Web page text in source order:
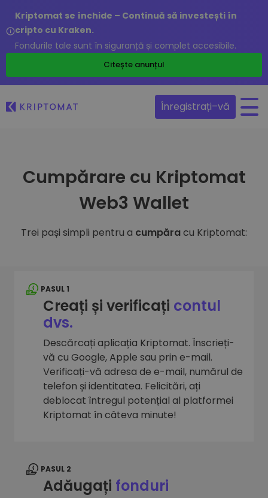
Kriptomat se închide – Continuă să investești în
cripto cu Kraken.
Fondurile tale sunt în siguranță și complet accesibile.
Citește anunțul
Înregistrați–vă
Cumpărare cu Kriptomat
Web3 Wallet
Trei pași simpli pentru a cumpăracu Kriptomat:
PASUL 1
Creați și verificați contul
dvs.
Descărcați aplicația Kriptomat. Înscrieți-
vă cu Google, Apple sau prin e-mail.
Verificați-vă adresa de e-mail, numărul de
telefon și identitatea. Felicitări, ați
deblocat întregul potențial al platformei
Kriptomat în câteva minute!
PASUL 2
Adăugați fonduri